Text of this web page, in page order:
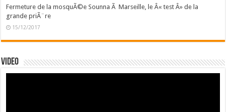
Fermeture de la mosquÃ©e Sounna Ã Marseille, le Â« test Â» de la
grande priÃ¨re
15/12/2017
Video